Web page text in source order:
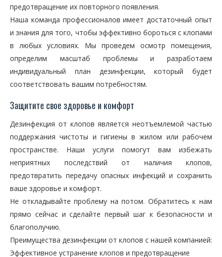
предотвращение их повторного появления.
Наша команда профессионалов имеет достаточный опыт
и знания для того, чтобы эффективно бороться с клопами
в любых условиях. Мы проведем осмотр помещения,
определим масштаб проблемы и разработаем
индивидуальный план дезинфекции, который будет
соответствовать вашим потребностям.
Защитите свое здоровье и комфорт
Дезинфекция от клопов является неотъемлемой частью
поддержания чистоты и гигиены в жилом или рабочем
пространстве. Наши услуги помогут вам избежать
неприятных последствий от наличия клопов,
предотвратить передачу опасных инфекций и сохранить
ваше здоровье и комфорт.
Не откладывайте проблему на потом. Обратитесь к нам
прямо сейчас и сделайте первый шаг к безопасности и
благополучию.
Преимущества дезинфекции от клопов с нашей компанией:
Эффективное устранение клопов и предотвращение